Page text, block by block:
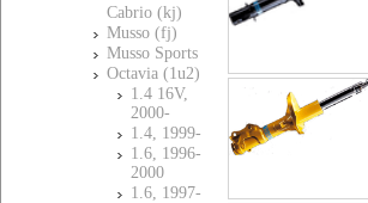
Cabrio (kj)
Musso (fj)
Musso Sports
Octavia (1u2)
1.4 16V,
2000-
1.4, 1999-
1.6, 1996-
2000
1.6, 1997-